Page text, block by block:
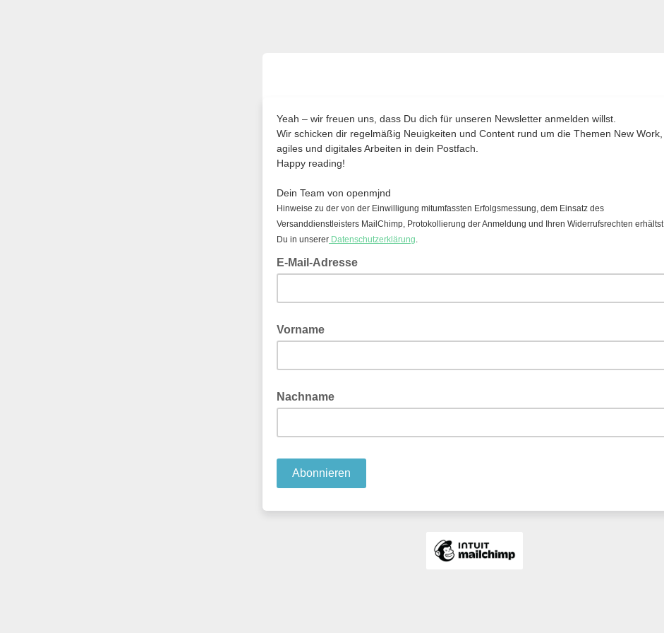
Yeah – wir freuen uns, dass Du dich für unseren Newsletter anmelden willst.
Wir schicken dir regelmäßig Neuigkeiten und Content rund um die Themen New Work,
agiles und digitales Arbeiten in dein Postfach.
Happy reading!
Dein Team von openmjnd
Hinweise zu der von der Einwilligung mitumfassten Erfolgsmessung, dem Einsatz des
Versanddienstleisters MailChimp, Protokollierung der Anmeldung und Ihren Widerrufsrechten erhältst
Du in unserer Datenschutzerklärung.
E-Mail-Adresse
Vorname
Nachname